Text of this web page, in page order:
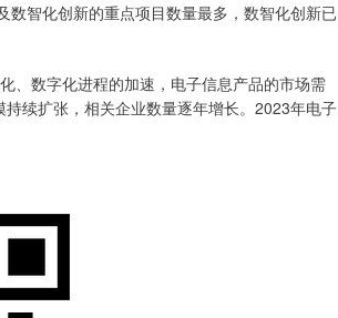
智化创新的重点项目数量最多，数智化创新已
、数字化进程的加速，电子信息产品的市场需
续扩张，相关企业数量逐年增长。2023年电子